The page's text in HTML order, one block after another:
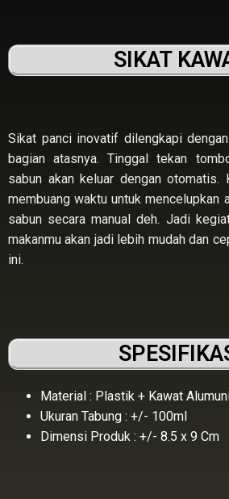
SIKAT
Sikat panci inovatif dilengkapi
bagian atasnya. Tinggal tekan
sabun akan keluar dengan otomatis.
membuang waktu untuk mencelupkan
sabun secara manual deh. Jadi
makanmu akan jadi lebih mudah dan
ini.
Material : Plastik + Kawat
Ukuran Tabung : +/- 100ml
Dimensi Produk : +/- 8.5 x 9 Cm